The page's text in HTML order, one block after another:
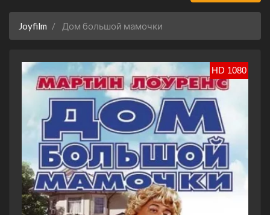
Joyfilm Дом большой мамочки
HD 1080